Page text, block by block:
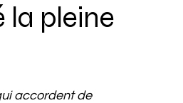
la pleine
accordent de